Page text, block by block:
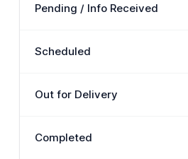
Pending / Info Received
Scheduled
Out for Delivery
Completed